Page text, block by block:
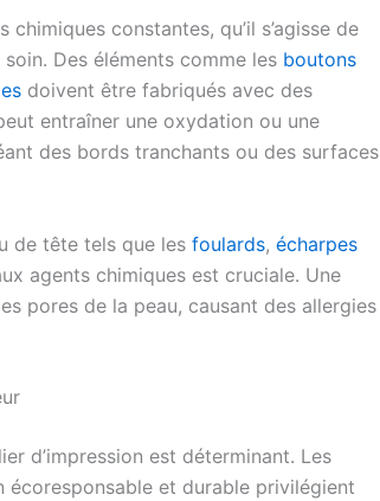
constantes, qu’il s’agisse de
Des éléments comme les boutons
doivent être fabriqués avec des
entraîner une oxydation ou une
des bords tranchants ou des surfaces
de tête tels que les foulards, écharpes
agents chimiques est cruciale. Une
pores de la peau, causant des allergies
d’impression est déterminant. Les
écoresponsable et durable privilégient